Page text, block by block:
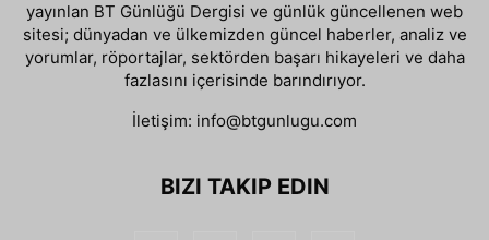
yayınlan BT Günlüğü Dergisi ve günlük güncellenen web
sitesi; dünyadan ve ülkemizden güncel haberler, analiz ve
yorumlar, röportajlar, sektörden başarı hikayeleri ve daha
fazlasını içerisinde barındırıyor.
İletişim: info@btgunlugu.com
BIZI TAKIP EDIN